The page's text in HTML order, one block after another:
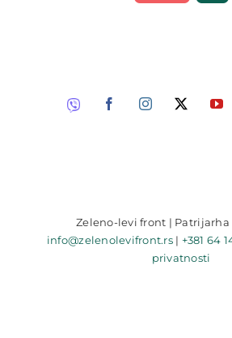
Zeleno-levi front | Patrijarha
info@zelenolevifront.rs| +381 64
privatnosti